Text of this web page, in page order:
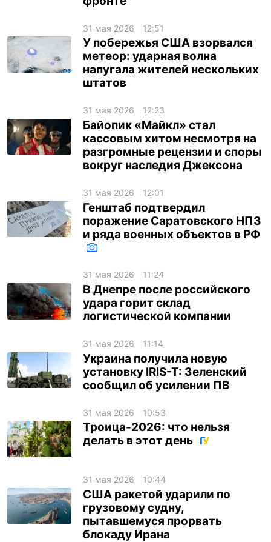
31 мая 2026 12:51
У побережья США взорвался
метеор: ударная волна
напугала жителей нескольких
штатов
31 мая 2026 12:23
Байопик «Майкл» стал
кассовым хитом несмотря на
разгромные рецензии и споры
вокруг наследия Джексона
31 мая 2026 12:01
Генштаб подтвердил
поражение Саратовского НПЗ
и ряда военных объектов в РФ
31 мая 2026 11:24
В Днепре после российского
удара горит склад
логистической компании
31 мая 2026 11:14
Украина получила новую
установку IRIS-T: Зеленский
сообщил об усилении ПВ
31 мая 2026 10:53
Троица-2026: что нельзя
делать в этот день
31 мая 2026 10:44
США ракетой ударили по
грузовому судну,
пытавшемуся прорвать
блокаду Ирана